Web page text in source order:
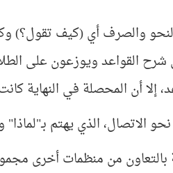
والصرف أي (كيف تقول؟)
القواعد ويوزعون على
إلا أن المحصلة في النهاية
الاتصال، الذي يهتم
من منظمات أخرى